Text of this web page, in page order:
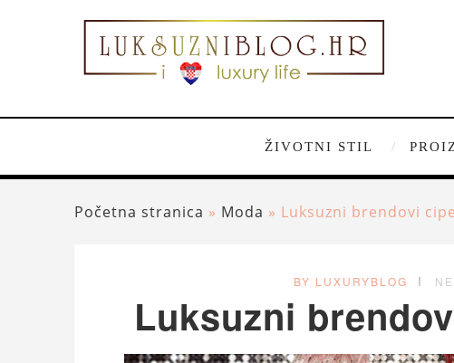
ŽIVOTNI STIL
Početna stranica » Moda » Luksuzni brendovi
BY LUXURYBLOG
Luksuzni